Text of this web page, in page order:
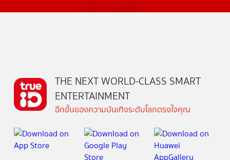
THE NEXT WORLD-CLASS SMART
ENTERTAINMENT
อีกขั้นของความบันเทิงระดับโลกตรงใจคุณ